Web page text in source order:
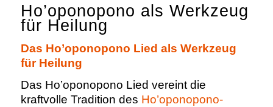
Ho’oponopono als Werkzeug
für Heilung
Das Ho’oponopono Lied als Werkzeug
für Heilung
Das Ho’oponopono Lied vereint die
kraftvolle Tradition des Ho’oponopono-